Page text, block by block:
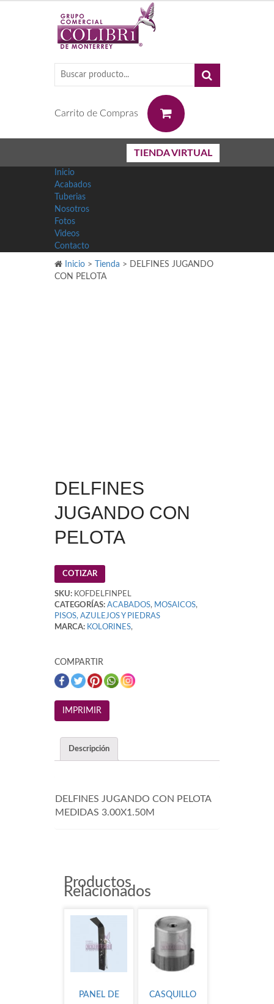
Carrito de Compras
TIENDA VIRTUAL
Inicio
Acabados
Tuberias
Nosotros
Fotos
Videos
Contacto
Inicio > Tienda > DELFINES JUGANDO
CON PELOTA
DELFINES
JUGANDO CON
PELOTA
COTIZAR
SKU: KOFDELFINPEL
CATEGORÍAS: ACABADOS, MOSAICOS,
PISOS, AZULEJOS Y PIEDRAS
MARCA: KOLORINES,
COMPARTIR
Descripción
DELFINES JUGANDO CON PELOTA
MEDIDAS 3.00X1.50M
Productos
Relacionados
PANEL DE
CASQUILLO